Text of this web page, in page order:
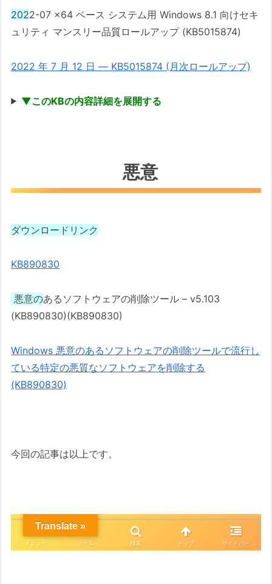
2022-07 x64 ベース システム用 Windows 8.1 向けセキ
ュリティ マンスリー品質ロールアップ (KB5015874)
2022 年 7 月 12 日 — KB5015874 (月次ロールアップ)
▼このKBの内容詳細を展開する
悪意
ダウンロードリンク
KB890830
悪意のあるソフトウェアの削除ツール – v5.103
(KB890830)(KB890830)
Windows 悪意のあるソフトウェアの削除ツールで流行し
ている特定の悪質なソフトウェアを削除する
(KB890830)
今回の記事は以上です。